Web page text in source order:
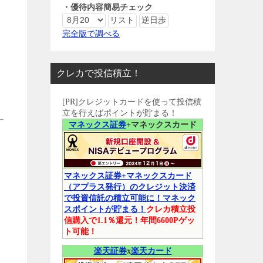
・優待内容簡易チェック
完全版で調べる
クレカで投信積立！
[PR]クレジットカードを使って投信積
立を行えばポイントが貯まる！
マネックス証券+マネックスカード
マネックス証券+マネックスカード
（アプラス発行）のクレジット決済
で投資信託の積立可能に！マネック
スポイントが貯まる！ クレカ積立投
信購入で1.1％還元！年間6600Pゲッ
ト可能！
楽天証券x楽天カード